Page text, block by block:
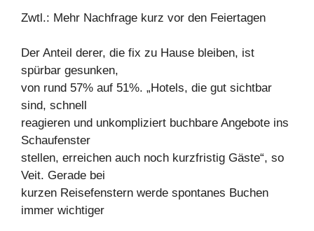
Zwtl.: Mehr Nachfrage kurz vor den Feiertagen
Der Anteil derer, die fix zu Hause bleiben, ist
spürbar gesunken,
von rund 57% auf 51%. „Hotels, die gut sichtbar
sind, schnell
reagieren und unkompliziert buchbare Angebote ins
Schaufenster
stellen, erreichen auch noch kurzfristig Gäste“, so
Veit. Gerade bei
kurzen Reisefenstern werde spontanes Buchen
immer wichtiger